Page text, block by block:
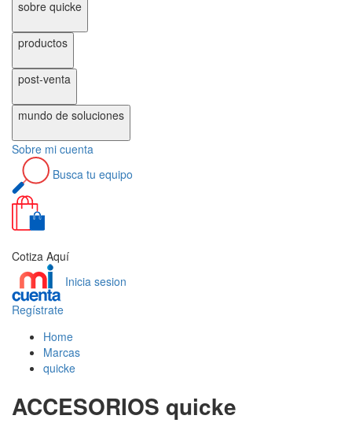
sobre quicke
productos
post-venta
mundo de soluciones
Sobre mi cuenta
Busca tu equipo
Cotiza Aquí
Inicia sesion
Regístrate
Home
Marcas
quicke
ACCESORIOS quicke